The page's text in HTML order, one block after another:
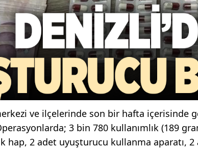
ve ilçelerinde son bir hafta içerisinde
3 bin 780 kullanımlık (189
hap, 2 adet uyuşturucu kullanma aparatı,